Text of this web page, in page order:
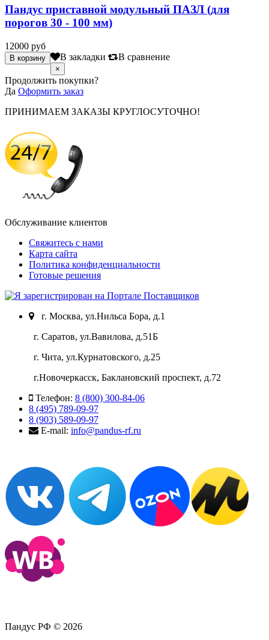
Пандус приставной модульный ПАЗЛ (для
порогов 30 - 100 мм)
12000 руб
В закладки В сравнение
×
Продолжить покупки?
Да Оформить заказ
ПРИНИМАЕМ ЗАКАЗЫ КРУГЛОСУТОЧНО!
Обслуживание клиентов
Свяжитесь с нами
Карта сайта
Политика конфиденциальности
Готовые решения
г. Москва, ул.Нильса Бора, д.1
г. Саратов, ул.Вавилова, д.51Б
г. Чита, ул.Курнатовского, д.25
г.Новочеркасск, Баклановский проспект, д.72
Телефон: 8 (800) 300-84-06
8 (495) 789-09-97
8 (903) 589-09-97
E-mail: info@pandus-rf.ru
Пандус РФ © 2026